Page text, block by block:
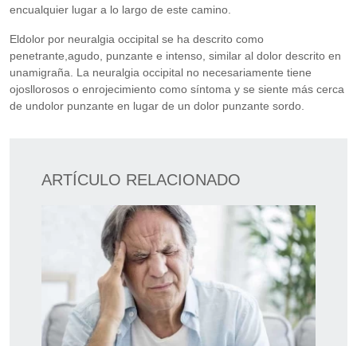
encualquier lugar a lo largo de este camino.
Eldolor por neuralgia occipital se ha descrito como
penetrante,agudo, punzante e intenso, similar al dolor descrito en
unamigraña. La neuralgia occipital no necesariamente tiene
ojosllorosos o enrojecimiento como síntoma y se siente más cerca
de undolor punzante en lugar de un dolor punzante sordo.
ARTÍCULO RELACIONADO